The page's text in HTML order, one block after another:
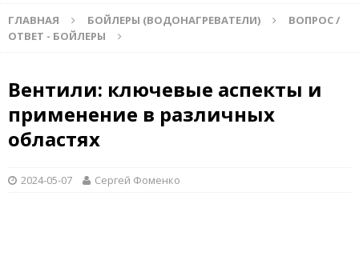
ГЛАВНАЯ БОЙЛЕРЫ (ВОДОНАГРЕВАТЕЛИ)
ВОПРОС /
ОТВЕТ - БОЙЛЕРЫ
Вентили: ключевые аспекты и
применение в различных
областях
2024-05-07 Сергей Фоменко